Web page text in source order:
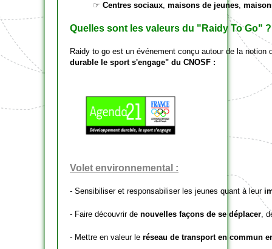
☞ Centres sociaux, maisons de jeunes,
Quelles sont les valeurs du "Raidy To Go" ?
Raidy to go est un événement conçu autour de la notion
durable le sport s'engage" du CNOSF :
Volet environnemental :
- Sensibiliser et responsabiliser les jeunes quant à leur
- Faire découvrir de nouvelles façons de se déplacer,
- Mettre en valeur le réseau de transport en commun